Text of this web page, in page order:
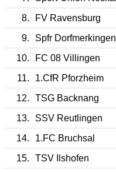
8.
FV Ravensburg
9.
Spfr Dorfmerkingen
10.
FC 08 Villingen
11.
1.CfR Pforzheim
12.
TSG Backnang
13.
SSV Reutlingen
14.
1.FC Bruchsal
15.
TSV Ilshofen